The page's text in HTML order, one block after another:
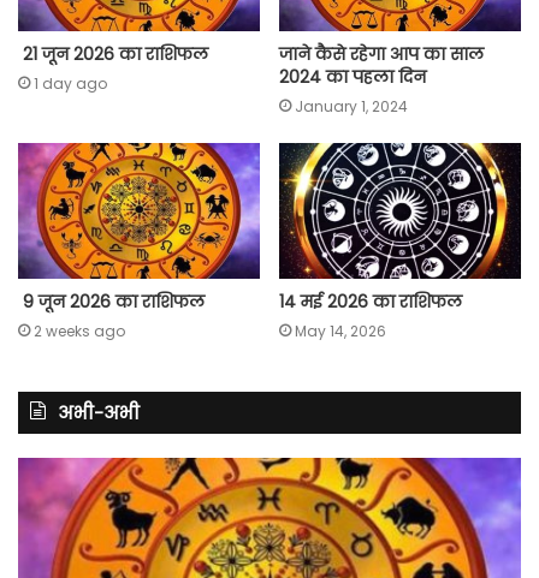
21 जून 2026 का राशिफल
1 day ago
जाने कैसे रहेगा आप का साल
2024 का पहला दिन
January 1, 2024
9 जून 2026 का राशिफल
2 weeks ago
14 मई 2026 का राशिफल
May 14, 2026
अभी-अभी